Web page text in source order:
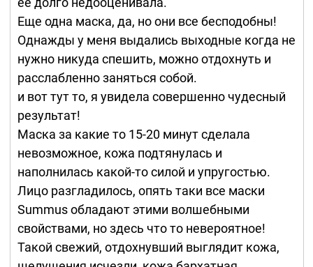
Еще одна маска, да, но они все бесподобны!
Однажды у меня выдались выходные когда не
нужно никуда спешить, можно отдохнуть и
расслабленно заняться собой.
и вот тут то, я увидела совершенно чудесный
результат!
Маска за какие то 15-20 минут сделала
невозможное, кожа подтянулась и
наполнилась какой-то силой и упругостью.
Лицо разгладилось, опять таки все маски
Summus обладают этими волшебными
свойствами, но здесь что то невероятное!
Такой свежий, отдохнувший выглядит кожа,